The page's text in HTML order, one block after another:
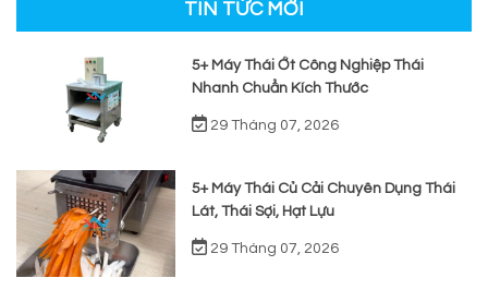
TIN TỨC MỚI
5+ Máy Thái Ớt Công Nghiệp Thái
Nhanh Chuẩn Kích Thước
29 Tháng 07, 2026
5+ Máy Thái Củ Cải Chuyên Dụng Thái
Lát, Thái Sợi, Hạt Lựu
29 Tháng 07, 2026